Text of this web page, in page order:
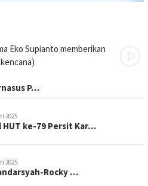
P…
2025
HUT ke-79 Persit Kar…
2025
Rocky …